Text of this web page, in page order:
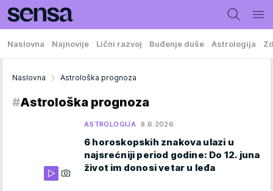
Naslovna Najnovije Lični razvoj Buđenje duše Astrologija
Naslovna Astrološka prognoza
#Astrološka prognoza
ASTROLOGIJA 8.6.2026.
6 horoskopskih znakova ulazi u
najsrećniji period godine: Do 12. juna
život im donosi vetar u leđa